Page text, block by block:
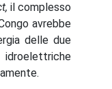
il complesso
avrebbe
delle due